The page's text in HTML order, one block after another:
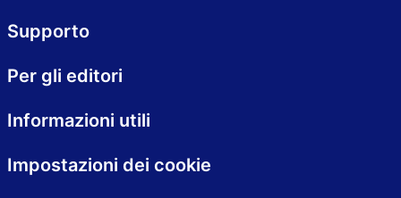
Supporto
Per gli editori
Informazioni utili
Impostazioni dei cookie